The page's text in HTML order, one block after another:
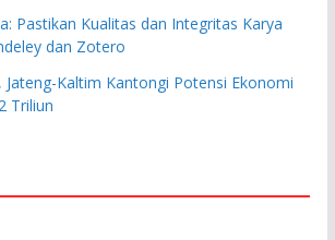
Pastikan Kualitas dan Integritas Karya
dan Zotero
Jateng-Kaltim Kantongi Potensi Ekonomi
Triliun